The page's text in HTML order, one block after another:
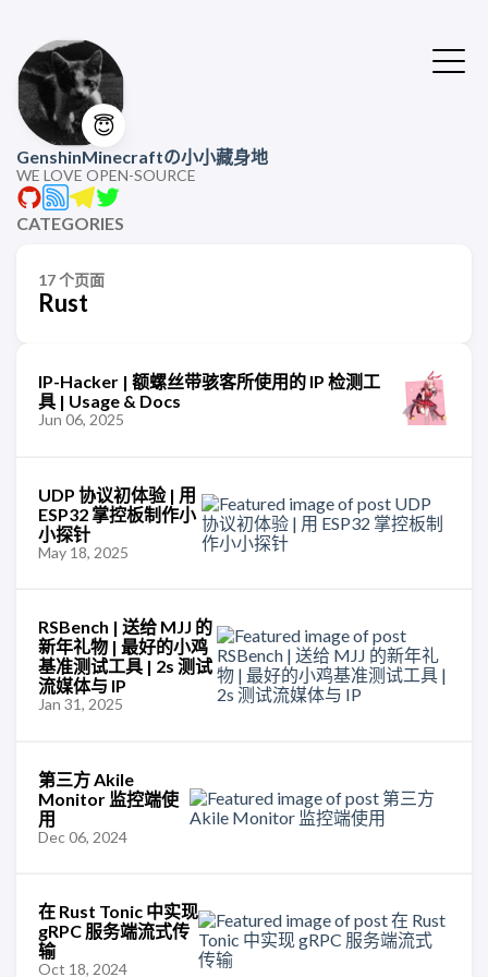
😇
GenshinMinecraftの小小藏身地
WE LOVE OPEN-SOURCE
CATEGORIES
17 个页面
Rust
IP-Hacker | 额螺丝带骇客所使用的 IP 检测工
具 | Usage & Docs
Jun 06, 2025
UDP 协议初体验 | 用
ESP32 掌控板制作小
小探针
May 18, 2025
RSBench | 送给 MJJ 的
新年礼物 | 最好的小鸡
基准测试工具 | 2s 测试
流媒体与 IP
Jan 31, 2025
第三方 Akile
Monitor 监控端使
用
Dec 06, 2024
在 Rust Tonic 中实现
gRPC 服务端流式传
输
Oct 18, 2024